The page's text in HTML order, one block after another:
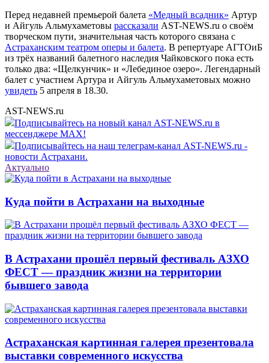
Перед недавней премьерой балета «Медный всадник» Артур
и Айгуль Альмухаметовы рассказали AST-NEWS.ru о своём
творческом пути, значительная часть которого связана с
Астраханским театром оперы и балета. В репертуаре АГТОиБ
из трёх названий балетного наследия Чайковского пока есть
только два: «Щелкунчик» и «Лебединое озеро». Легендарный
балет с участием Артура и Айгуль Альмухаметовых можно
увидеть 5 апреля в 18.30.
AST-NEWS.ru
Подписывайтесь на новый канал AST-NEWS.ru в
мессенджере MAX!
Подписывайтесь на наш телеграм-канал AST-NEWS.ru -
новости Астрахани.
Актуально
Куда пойти в Астрахани на выходные
В Астрахани прошёл первый фестиваль АЗХО
ФЕСТ — праздник жизни на территории
бывшего завода
Астраханская картинная галерея презентовала
выставки современного искусства